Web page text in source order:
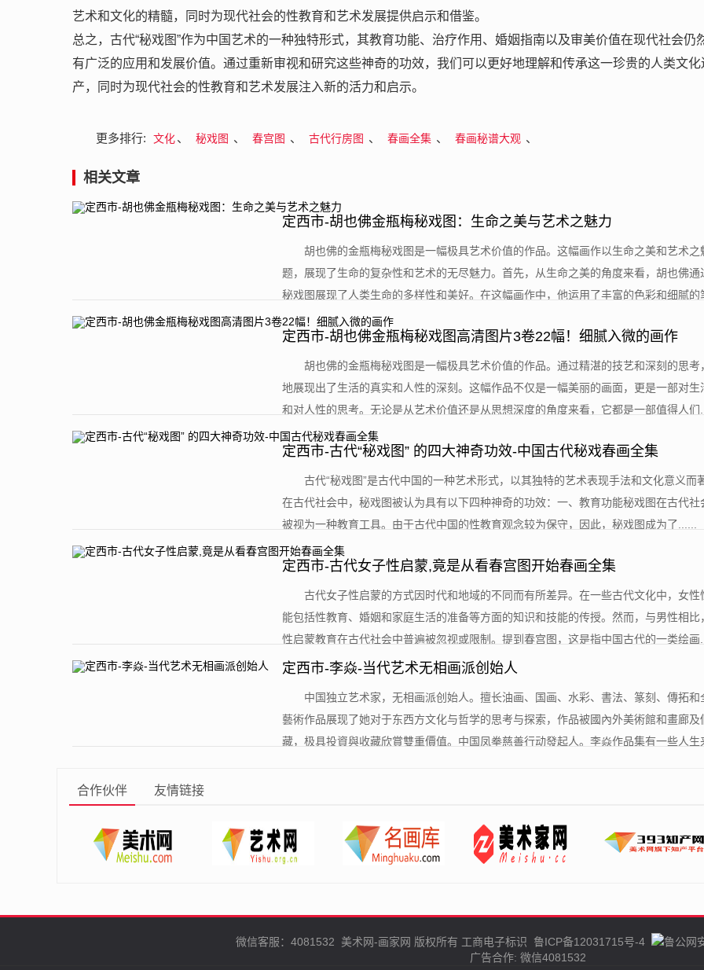
艺术和文化的精髓，同时为现代社会的性教育和艺术发展提供启示和借鉴。
总之，古代“秘戏图”作为中国艺术的一种独特形式，其教育功能、治疗作用、婚姻指南以及审美价值在现代社会仍
有广泛的应用和发展价值。通过重新审视和研究这些神奇的功效，我们可以更好地理解和传承这一珍贵的人类文化
产，同时为现代社会的性教育和艺术发展注入新的活力和启示。
更多排行: 文化、 秘戏图 、 春宫图 、 古代行房图 、 春画全集 、 春画秘谱大观 、
相关文章
定西市-胡也佛金瓶梅秘戏图：生命之美与艺术之魅力
胡也佛的金瓶梅秘戏图是一幅极具艺术价值的作品。这幅画作以生命之美和艺术之
题，展现了生命的复杂性和艺术的无尽魅力。首先，从生命之美的角度来看，胡也佛通
秘戏图展现了人类生命的多样性和美好。在这幅画作中，他运用了丰富的色彩和细腻的
定西市-胡也佛金瓶梅秘戏图高清图片3卷22幅！细腻入微的画作
胡也佛的金瓶梅秘戏图是一幅极具艺术价值的作品。通过精湛的技艺和深刻的思考
地展现出了生活的真实和人性的深刻。这幅作品不仅是一幅美丽的画面，更是一部对生
和对人性的思考。无论是从艺术价值还是从思想深度的角度来看，它都是一部值得人们
定西市-古代“秘戏图” 的四大神奇功效-中国古代秘戏春画全集
古代“秘戏图”是古代中国的一种艺术形式，以其独特的艺术表现手法和文化意义而
在古代社会中，秘戏图被认为具有以下四种神奇的功效：一、教育功能秘戏图在古代社
被视为一种教育工具。由于古代中国的性教育观念较为保守，因此，秘戏图成为了......
定西市-古代女子性启蒙,竟是从看春宫图开始春画全集
古代女子性启蒙的方式因时代和地域的不同而有所差异。在一些古代文化中，女性
能包括性教育、婚姻和家庭生活的准备等方面的知识和技能的传授。然而，与男性相比
性启蒙教育在古代社会中普遍被忽视或限制。提到春宫图，这是指中国古代的一类绘画
定西市-李焱-当代艺术无相画派创始人
中国独立艺术家，无相画派创始人。擅长油画、国画、水彩、書法、篆刻、傳拓和
藝術作品展现了她对于东西方文化与哲学的思考与探索，作品被國內外美術館和畫廊及
藏，极具投資與收藏欣賞雙重價值。中国凤拳慈善行动發起人。李焱作品集有一些人生
合作伙伴 友情链接
微信客服：4081532 美术网-画家网 版权所有 工商电子标识 鲁ICP备12031715号-4
鲁公网
广告合作: 微信4081532